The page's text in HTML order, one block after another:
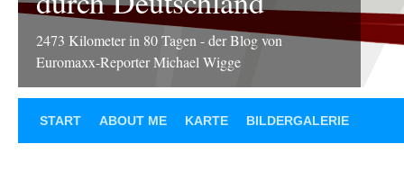
2473 Kilometer in 80 Tagen - der Blog von
Euromaxx-Reporter Michael Wigge
START ABOUT ME KARTE BILDERGALERIE